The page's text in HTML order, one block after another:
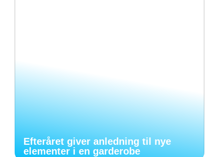
Efteråret giver anledning til nye
elementer i en garderobe